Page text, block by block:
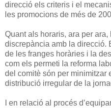
direcció els criteris i el
les promocions de més de
Quant als horaris, ara per
discrepància amb la direcció.
de les franges horàries i la
com els permeti la reforma
del comitè són per minimitzar
distribució irregular de la
I en relació al procés